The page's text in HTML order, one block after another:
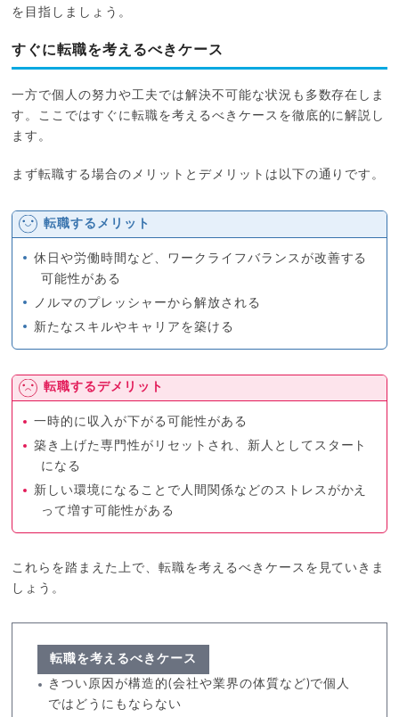
を目指しましょう。
すぐに転職を考えるべきケース
一方で個人の努力や工夫では解決不可能な状況も多数存在しま
す。ここではすぐに転職を考えるべきケースを徹底的に解説し
ます。
まず転職する場合のメリットとデメリットは以下の通りです。
転職するメリット
休日や労働時間など、ワークライフバランスが改善する
可能性がある
ノルマのプレッシャーから解放される
新たなスキルやキャリアを築ける
転職するデメリット
一時的に収入が下がる可能性がある
築き上げた専門性がリセットされ、新人としてスタート
になる
新しい環境になることで人間関係などのストレスがかえ
って増す可能性がある
これらを踏まえた上で、転職を考えるべきケースを見ていきま
しょう。
転職を考えるべきケース
きつい原因が構造的(会社や業界の体質など)で個人
ではどうにもならない